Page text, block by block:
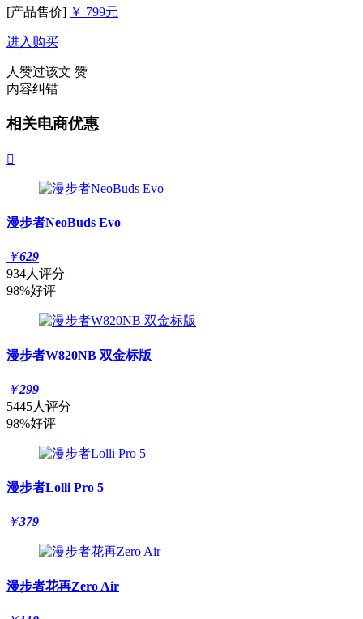
[产品售价] ￥ 799元
进入购买
人赞过该文 赞
内容纠错
相关电商优惠

漫步者NeoBuds Evo
￥629
934人评分
98%好评
漫步者W820NB 双金标版
￥299
5445人评分
98%好评
漫步者Lolli Pro 5
￥379
漫步者花再Zero Air